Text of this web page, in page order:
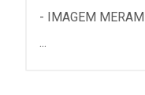
- IMAGEM
...